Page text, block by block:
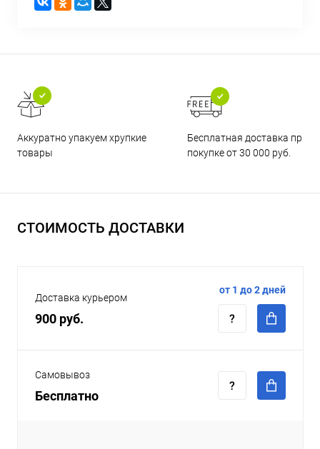
Аккуратно упакуем хрупкие
товары
Бесплатная доставка при
покупке от 30 000 руб.
СТОИМОСТЬ ДОСТАВКИ
Доставка курьером
900 руб.
от 1 до 2 дней
Самовывоз
Бесплатно